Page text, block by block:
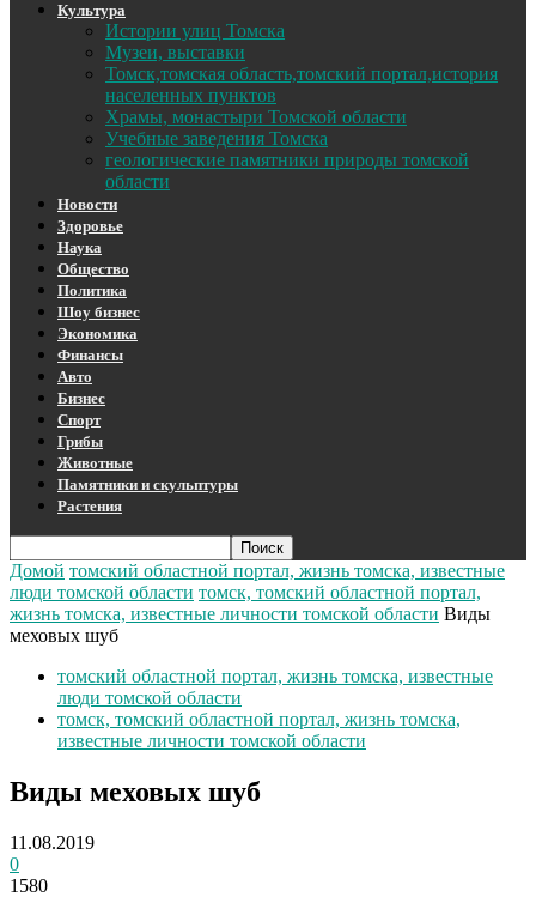
Культура
Истории улиц Томска
Музеи, выставки
Томск,томская область,томский портал,история
населенных пунктов
Храмы, монастыри Томской области
Учебные заведения Томска
геологические памятники природы томской
области
Новости
Здоровье
Наука
Общество
Политика
Шоу бизнес
Экономика
Финансы
Авто
Бизнес
Спорт
Грибы
Животные
Памятники и скульптуры
Растения
Домой томский областной портал, жизнь томска, известные
люди томской области томск, томский областной портал,
жизнь томска, известные личности томской области Виды
меховых шуб
томский областной портал, жизнь томска, известные
люди томской области
томск, томский областной портал, жизнь томска,
известные личности томской области
Виды меховых шуб
11.08.2019
0
1580